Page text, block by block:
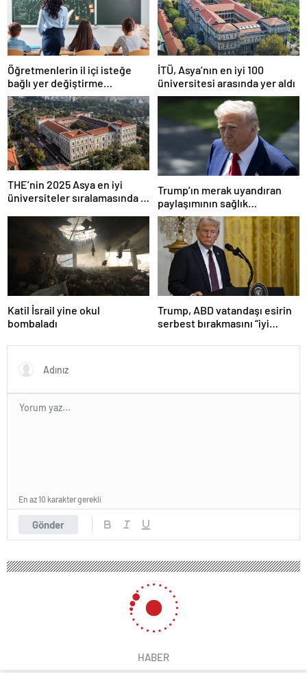
Öğretmenlerin il içi isteğe
bağlı yer değiştirme
başvuruları ne zaman?
İTÜ, Asya’nın en iyi 100
üniversitesi arasında yer aldı
THE’nin 2025 Asya en iyi
üniversiteler sıralamasında 4
Trump’ın merak uyandıran
paylaşımının sağlık
sistemiyle ilgili kararname
olduğu anlaşıldı
Katil İsrail yine okul
bombaladı
Trump, ABD vatandaşı esirin
serbest bırakmasını “iyi
olarak değerlendirdi
Gönder
En az 10 karakter gerekli
HABER